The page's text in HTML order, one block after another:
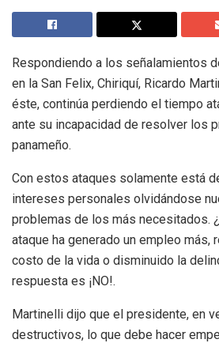
Respondiendo a los señalamientos
en la San Felix, Chiriquí, Ricardo
éste, continúa perdiendo el tiempo
ante su incapacidad de resolver los
panameño.
Con estos ataques solamente está
intereses personales olvidándose
problemas de los más necesitados.
ataque ha generado un empleo más,
costo de la vida o disminuido la
respuesta es ¡NO!.
Martinelli dijo que el presidente, en
destructivos, lo que debe hacer